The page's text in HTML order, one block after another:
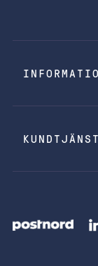
KUNDTJÄNST